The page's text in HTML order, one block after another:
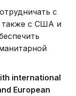
с
также с США и
international
European